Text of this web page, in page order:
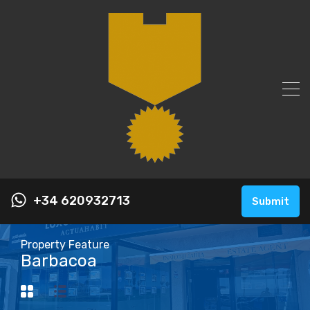
+34 620932713 Submit
Property Feature
Barbacoa